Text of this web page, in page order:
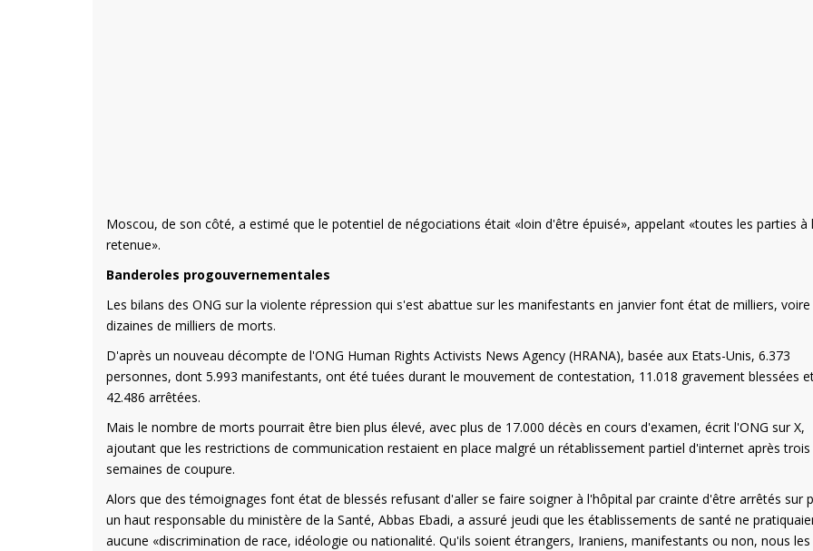
Moscou, de son côté, a estimé que le potentiel de négociations était «loin d'être épuisé», appelant «toutes les parties à
retenue».
Banderoles progouvernementales
Les bilans des ONG sur la violente répression qui s'est abattue sur les manifestants en janvier font état de milliers, voire
dizaines de milliers de morts.
D'après un nouveau décompte de l'ONG Human Rights Activists News Agency (HRANA), basée aux Etats-Unis, 6.373
personnes, dont 5.993 manifestants, ont été tuées durant le mouvement de contestation, 11.018 gravement blessées
42.486 arrêtées.
Mais le nombre de morts pourrait être bien plus élevé, avec plus de 17.000 décès en cours d'examen, écrit l'ONG sur X,
ajoutant que les restrictions de communication restaient en place malgré un rétablissement partiel d'internet après trois
semaines de coupure.
Alors que des témoignages font état de blessés refusant d'aller se faire soigner à l'hôpital par crainte d'être arrêtés sur
un haut responsable du ministère de la Santé, Abbas Ebadi, a assuré jeudi que les établissements de santé ne
aucune «discrimination de race, idéologie ou nationalité. Qu'ils soient étrangers, Iraniens, manifestants ou non, nous les